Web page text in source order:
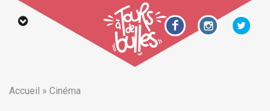
Accueil » Cinéma